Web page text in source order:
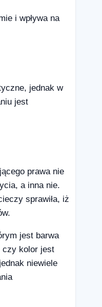
i wpływa na
jednak w
jest
prawa nie
a inna nie.
sprawiła, iż
jest barwa
czy kolor jest
niewiele